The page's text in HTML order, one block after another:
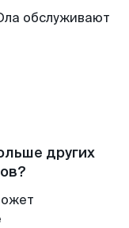
обслуживают
других